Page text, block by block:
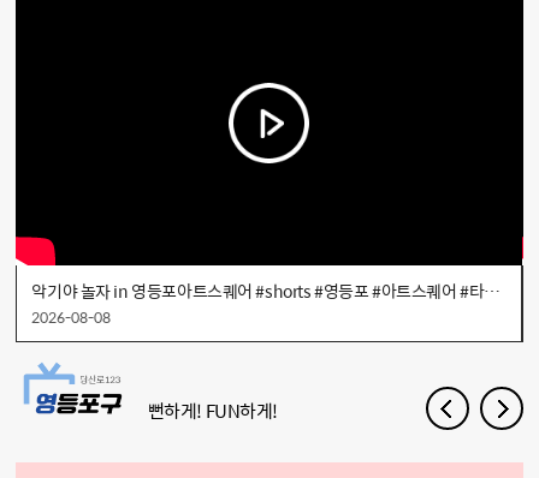
악기야 놀자 in 영등포아트스퀘어 #shorts #영등포 #아트스퀘어 #타임스퀘어 #문화가있는날
2026-08-08
뻔하게! FUN하게!